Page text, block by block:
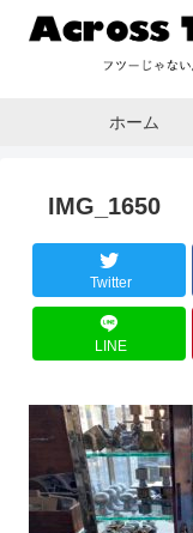
ホーム
IMG_1650
Twitter
LINE